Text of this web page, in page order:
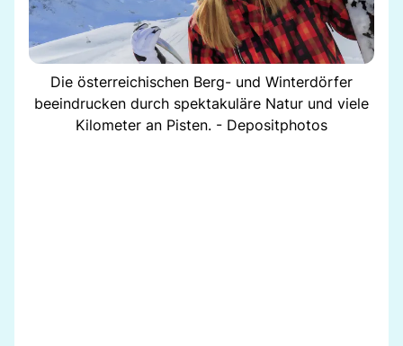
Die österreichischen Berg- und Winterdörfer
beeindrucken durch spektakuläre Natur und viele
Kilometer an Pisten. - Depositphotos